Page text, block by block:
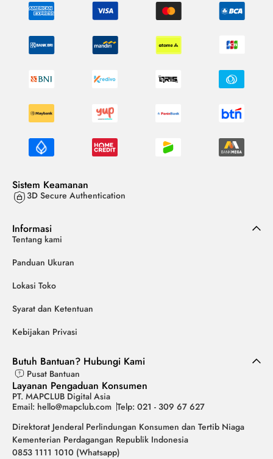
Sistem Keamanan
3D Secure Authentication
Informasi
Tentang kami
Panduan Ukuran
Lokasi Toko
Syarat dan Ketentuan
Kebijakan Privasi
Butuh Bantuan? Hubungi Kami
Pusat Bantuan
Layanan Pengaduan Konsumen
PT. MAPCLUB Digital Asia
Email: hello@mapclub.com Telp: 021 - 309 67 627
Direktorat Jenderal Perlindungan Konsumen dan Tertib Niaga
Kementerian Perdagangan Republik Indonesia
0853 1111 1010 (Whatsapp)